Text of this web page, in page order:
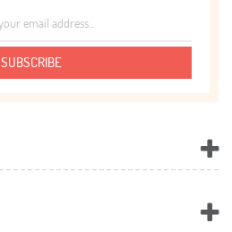
SUBSCRIBE